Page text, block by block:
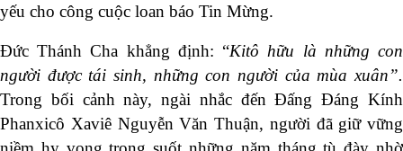
yếu cho công cuộc loan báo Tin Mừng.
Đức Thánh Cha khẳng định: “Kitô hữu là những con
người được tái sinh, những con người của mùa xuân”.
Trong bối cảnh này, ngài nhắc đến Đấng Đáng Kính
Phanxicô Xaviê Nguyễn Văn Thuận, người đã giữ vững